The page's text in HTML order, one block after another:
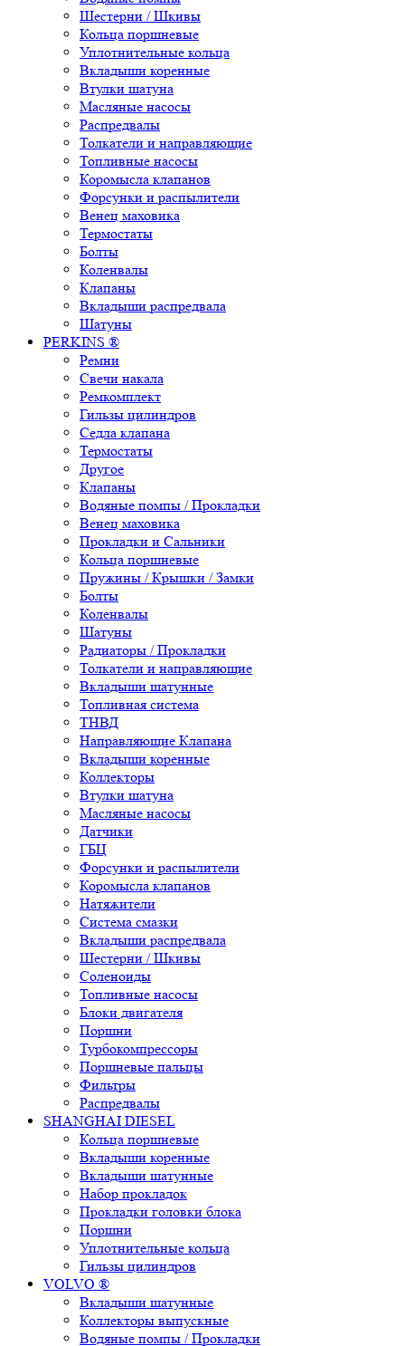
Шестерни / Шкивы
Кольца поршневые
Уплотнительные кольца
Вкладыши коренные
Втулки шатуна
Масляные насосы
Распредвалы
Толкатели и направляющие
Топливные насосы
Коромысла клапанов
Форсунки и распылители
Венец маховика
Термостаты
Болты
Коленвалы
Клапаны
Вкладыши распредвала
Шатуны
PERKINS ®
Ремни
Свечи накала
Ремкомплект
Гильзы цилиндров
Седла клапана
Термостаты
Другое
Клапаны
Водяные помпы / Прокладки
Венец маховика
Прокладки и Сальники
Кольца поршневые
Пружины / Крышки / Замки
Болты
Коленвалы
Шатуны
Радиаторы / Прокладки
Толкатели и направляющие
Вкладыши шатунные
Топливная система
ТНВД
Направляющие Клапана
Вкладыши коренные
Коллекторы
Втулки шатуна
Масляные насосы
Датчики
ГБЦ
Форсунки и распылители
Коромысла клапанов
Натяжители
Система смазки
Вкладыши распредвала
Шестерни / Шкивы
Соленоиды
Топливные насосы
Блоки двигателя
Поршни
Турбокомпрессоры
Поршневые пальцы
Фильтры
Распредвалы
SHANGHAI DIESEL
Кольца поршневые
Вкладыши коренные
Вкладыши шатунные
Набор прокладок
Прокладки головки блока
Поршни
Уплотнительные кольца
Гильзы цилиндров
VOLVO ®
Вкладыши шатунные
Коллекторы выпускные
Водяные помпы / Прокладки